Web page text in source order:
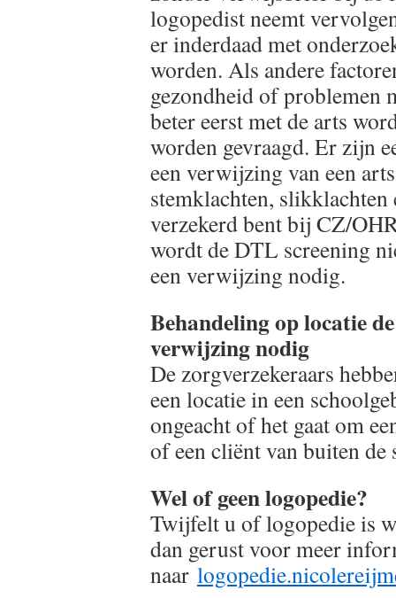
logopedist neemt
er inderdaad met
worden. Als andere
gezondheid of problemen
beter eerst met de arts
worden gevraagd. Er zijn
een verwijzing van een
stemklachten,
verzekerd bent bij CZ/
wordt de DTL screening
een verwijzing nodig.
Behandeling op locatie
verwijzing nodig
De zorgverzekeraars
een locatie in een
ongeacht of het gaat om
of een cliënt van buiten de
Wel of geen logopedie?
Twijfelt u of logopedie is
dan gerust voor meer
naar